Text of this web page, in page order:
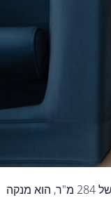
זמן פעולה של 38 דקות במצב חסכוני וכיסוי של 284 מ"ר, הוא מנקה